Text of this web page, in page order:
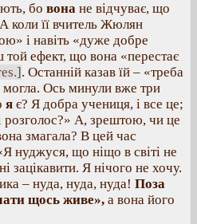
бо вона не відчуває, що
коли її вчитель Жюлян
і навіть «дуже добре
ефект, що вона «перестає
. Останній казав їй – «треба
Ось минули вже три
я є? Я добра учениця, і все це;
розголос?» А, зрештою, чи це
змагала? В цей час
нуджуся, що ніщо в світі не
зацікавити. Я нічого не хочу.
– нуда, нуда, нуда! Поза
щось живе», а вона його